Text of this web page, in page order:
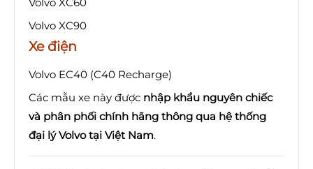
Volvo XC60
Volvo XC90
Xe điện
Volvo EC40 (C40 Recharge)
Các mẫu xe này được nhập khẩu nguyên chiếc
và phân phối chính hãng thông qua hệ thống
đại lý Volvo tại Việt Nam.